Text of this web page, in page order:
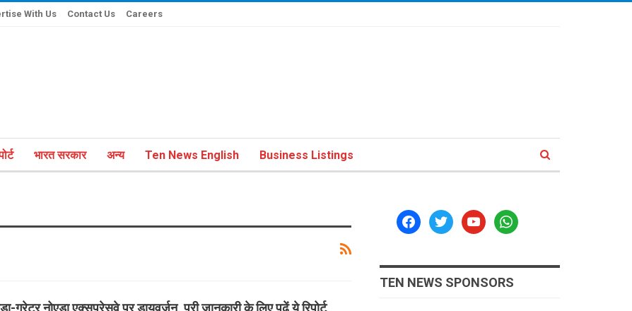
With Us Contact Us Careers
भारत सरकार अन्य Ten News English Business Listings
facebooktwitteryoutubewhatsapp
TEN NEWS SPONSORS